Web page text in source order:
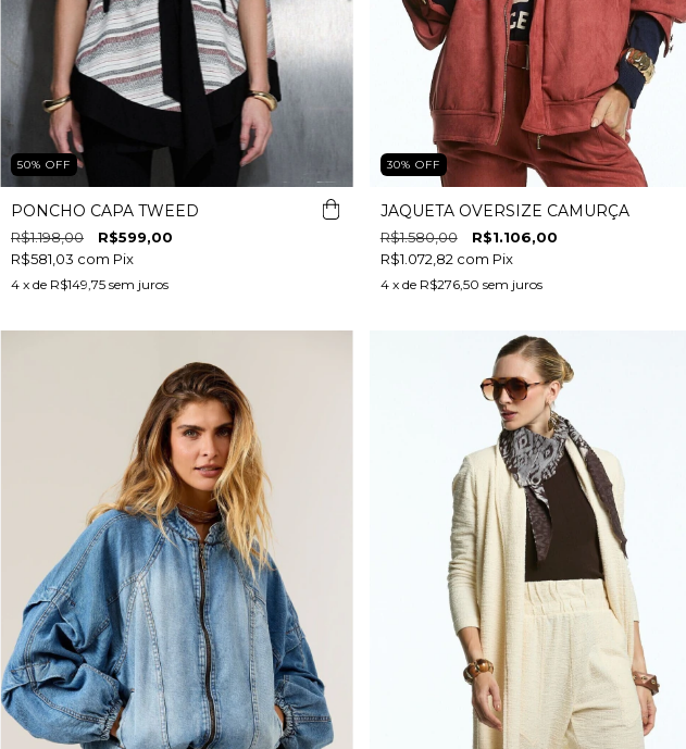
50% OFF
PONCHO CAPA TWEED
R$1.198,00
R$599,00
R$581,03 com Pix
4 x de R$149,75 sem juros
30% OFF
JAQUETA OVERSIZE CAMURÇA
R$1.580,00
R$1.106,00
R$1.072,82 com Pix
4 x de R$276,50 sem juros